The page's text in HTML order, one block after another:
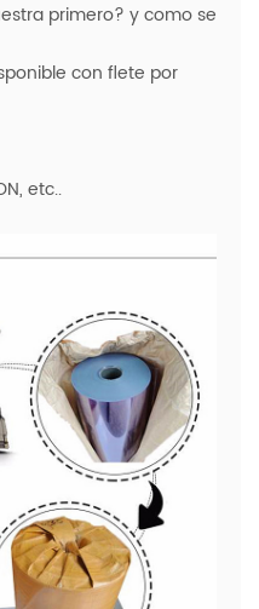
primero? y como se
con flete por
etc..